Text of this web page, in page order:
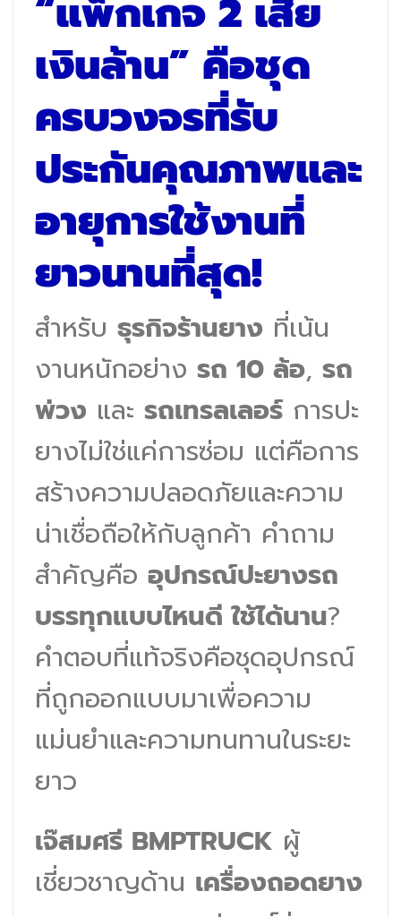
“แพ็กเกจ 2 เสี่ย
เงินล้าน” คือชุด
ครบวงจรที่รับ
ประกันคุณภาพและ
อายุการใช้งานที่
ยาวนานที่สุด!
สำหรับ ธุรกิจร้านยาง ที่เน้น
งานหนักอย่าง รถ 10 ล้อ, รถ
พ่วง และ รถเทรลเลอร์ การปะ
ยางไม่ใช่แค่การซ่อม แต่คือการ
สร้างความปลอดภัยและความ
น่าเชื่อถือให้กับลูกค้า คำถาม
สำคัญคือ อุปกรณ์ปะยางรถ
บรรทุกแบบไหนดี ใช้ได้นาน?
คำตอบที่แท้จริงคือชุดอุปกรณ์
ที่ถูกออกแบบมาเพื่อความ
แม่นยำและความทนทานในระยะ
ยาว
เจ๊สมศรี BMPTRUCK ผู้
เชี่ยวชาญด้าน เครื่องถอดยาง